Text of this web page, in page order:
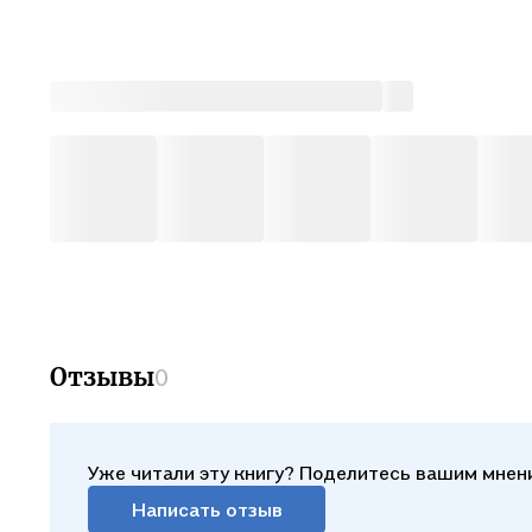
Отзывы0
Уже читали эту книгу? Поделитесь вашим
Написать отзыв